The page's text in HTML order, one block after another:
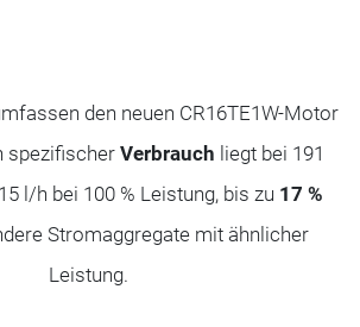
den neuen CR16TE1W-Motor
spezifischerVerbrauch liegt bei 191
l/h bei 100 % Leistung, bis zu 17 %
Stromaggregate mit ähnlicher
Leistung.